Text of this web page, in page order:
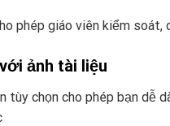
phép giáo viên kiểm soát,
ảnh tài liệu
tùy chọn cho phép bạn dễ